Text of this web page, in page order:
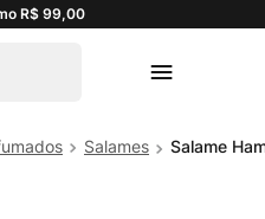
R$ 99,00
Salames Salame